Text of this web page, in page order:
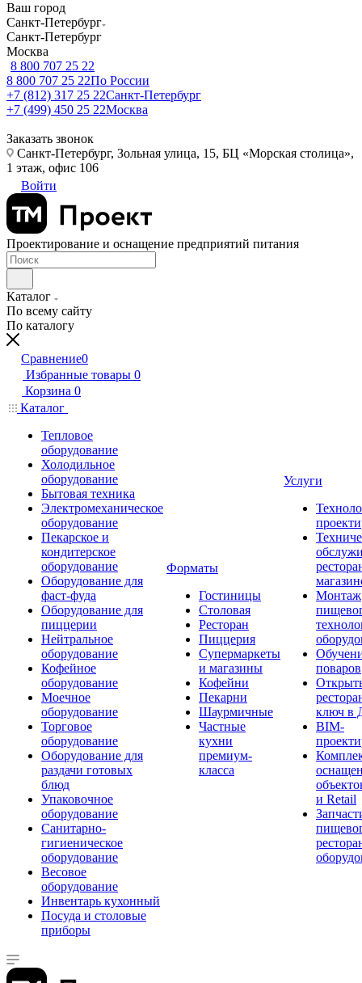
Ваш город
Санкт-Петербург
Санкт-Петербург
Москва
8 800 707 25 22
8 800 707 25 22По России
+7 (812) 317 25 22Санкт-Петербург
+7 (499) 450 25 22Москва
Заказать звонок
Санкт-Петербург, Зольная улица, 15, БЦ «Морская столица»,
1 этаж, офис 106
Войти
Проектирование и оснащение предприятий питания
Каталог
По всему сайту
По каталогу
Сравнение0
Избранные товары 0
Корзина 0
Каталог
Тепловое
оборудование
Холодильное
оборудование
Бытовая техника
Электромеханическое
оборудование
Пекарское и
кондитерское
оборудование
Оборудование для
фаст-фуда
Оборудование для
пиццерии
Нейтральное
оборудование
Кофейное
оборудование
Моечное
оборудование
Торговое
оборудование
Оборудование для
раздачи готовых
блюд
Упаковочное
оборудование
Санитарно-
гигиеническое
оборудование
Весовое
оборудование
Инвентарь кухонный
Посуда и столовые
приборы
Форматы
Гостиницы
Столовая
Ресторан
Пиццерия
Супермаркеты
и магазины
Кофейни
Пекарни
Шаурмичные
Частные
кухни
премиум-
класса
Услуги
Монтаж
поваров
ключ в
BIM-
и Retail